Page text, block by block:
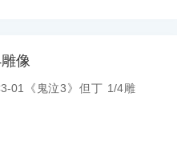
像
01《鬼泣3》但丁 1/4雕